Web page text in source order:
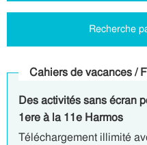
Recherche
Cahiers de vacances /
Des activités sans écran
1ere à la 11e Harmos
Téléchargement illimité